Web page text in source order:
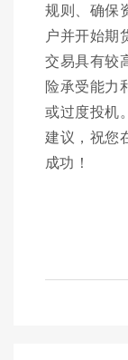
规则、确保
户并开始期
交易具有较
险承受能力
或过度投机
建议，祝您
成功！